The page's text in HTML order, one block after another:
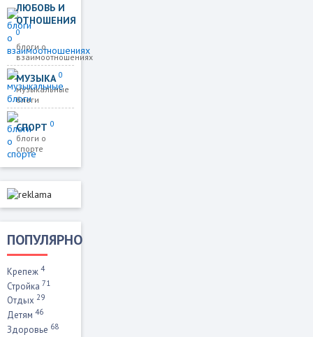
ЛЮБОВЬ И
ОТНОШЕНИЯ
0
блоги о
взаимоотношениях
МУЗЫКА0
музыкальные
блоги
СПОРТ0
блоги о
спорте
ПОПУЛЯРНО
Крепеж 4
Стройка 71
Отдых 29
Детям 46
Здоровье 68